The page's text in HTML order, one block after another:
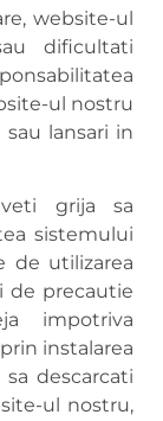
website-ul
dificultati
ul nostru
lansari in
grija sa
sistemului
de utilizarea
de precautie
impotriva
instalarea
descarcati
ul nostru,